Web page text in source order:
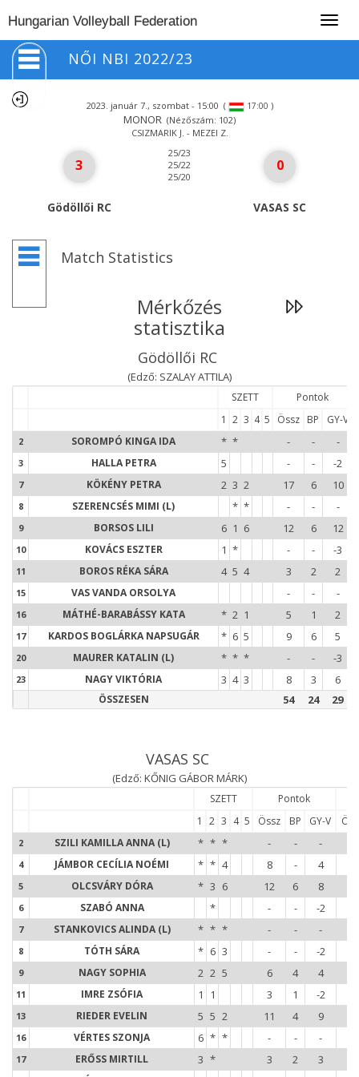
Hungarian Volleyball Federation
NŐI NBI 2022/23
2023. január 7., szombat - 15:00 ( 17:00 )
MONOR (Nézőszám: 102)
CSIZMARIK J. - MEZEI Z.
3
Gödöllői RC
25/23
25/22
25/20
0
VASAS SC
Match Statistics
Mérkőzés
statisztika
Gödöllői RC
(Edző: SZALAY ATTILA)
SZETT
Pontok
1 2 3 4 5 Össz BP GY-V
2 SOROMPÓ KINGA IDA * * - - -
3 HALLA PETRA 5 - - -2
7 KÖKÉNY PETRA 2 3 2 17 6 10
8 SZERENCSÉS MIMI (L) * * - - -
9 BORSOS LILI 6 1 6 12 6 12
10 KOVÁCS ESZTER 1 * - - -3
11 BOROS RÉKA SÁRA 4 5 4 3 2 2
15 VAS VANDA ORSOLYA - - -
16 MÁTHÉ-BARABÁSSY KATA * 2 1 5 1 2
17 KARDOS BOGLÁRKA NAPSUGÁR * 6 5 9 6 5
20 MAURER KATALIN (L) * * * - - -3
23 NAGY VIKTÓRIA 3 4 3 8 3 6
ÖSSZESEN 54 24 29
VASAS SC
(Edző: KŐNIG GÁBOR MÁRK)
SZETT
Pontok
1
2 3 4 5 Össz BP GY-V
2 SZILI KAMILLA ANNA (L) * * * - - -
4 JÁMBOR CECÍLIA NOÉMI * * 4 8 - 4
5 OLCSVÁRY DÓRA * 3 6 12 6 8
6 SZABÓ ANNA * - - -2
7 STANKOVICS ALINDA (L) * * * - - -
8 TÓTH SÁRA * 6 3 - - -2
9 NAGY SOPHIA 2 2 5 6 4 4
11 IMRE ZSÓFIA 1 1 3 1 -2
13 RIEDER EVELIN 5 5 2 11 4 9
16 VÉRTES SZONJA 6 * * - - -
17 ERŐSS MIRTILL 3 * 3 2 3